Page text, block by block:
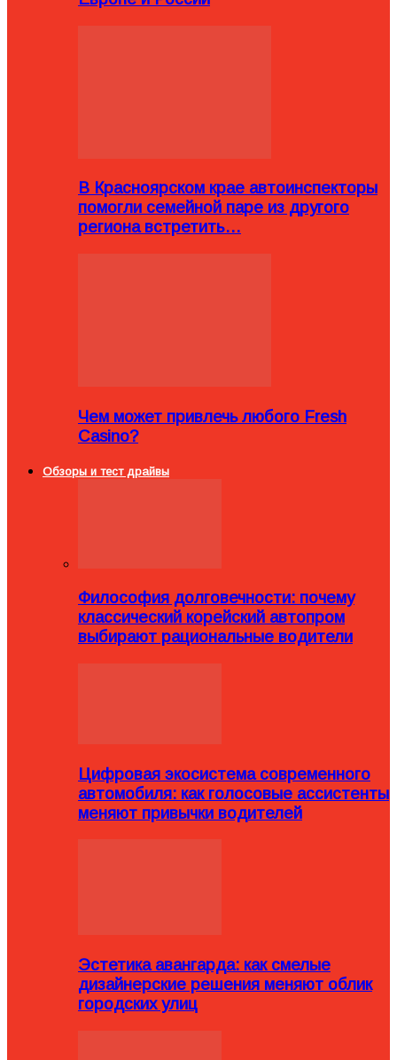
В Красноярском крае автоинспекторы
помогли семейной паре из другого
региона встретить…
Чем может привлечь любого Fresh
Casino?
Обзоры и тест драйвы
Философия долговечности: почему
классический корейский автопром
выбирают рациональные водители
Цифровая экосистема современного
автомобиля: как голосовые ассистенты
меняют привычки водителей
Эстетика авангарда: как смелые
дизайнерские решения меняют облик
городских улиц